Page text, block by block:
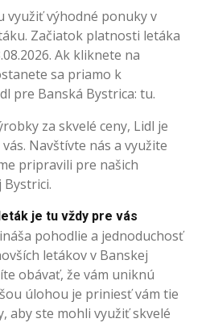
využiť výhodné ponuky v
Začiatok platnosti letáka
Ak kliknete na
sa priamo k
pre Banská Bystrica: tu.
za skvelé ceny, Lidl je
Navštívte nás a využite
pripravili pre našich
Bystrici.
je tu vždy pre vás
pohodlie a jednoduchosť
letákov v Banskej
obávať, že vám uniknú
úlohou je priniesť vám tie
aby ste mohli využiť skvelé